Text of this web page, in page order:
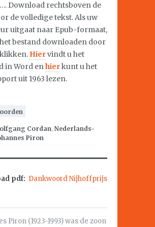
Download rechtsboven de
de volledige tekst. Als uw
uitgaat naar Epub-formaat,
bestand downloaden door
Hiervindt u het
in Word enhierkunt u het
uit 1963 lezen.
Cordan, Nederlands-
Piron
pdf: Dankwoord Nijhoffprijs
Piron (1923-1993) was de zoon